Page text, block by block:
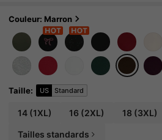
Couleur: Marron
Taille: US Standard
14(1XL) 16 (2XL) 18 (3XL)
Tailles standards